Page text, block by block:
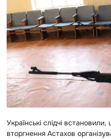
Українські слідчі
вторгнення Астахов